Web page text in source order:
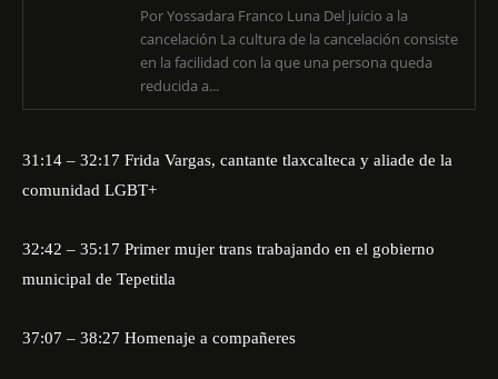
Por Yossadara Franco Luna Del juicio a la
cancelación La cultura de la cancelación consiste
en la facilidad con la que una persona queda
reducida a...
31:14 – 32:17 Frida Vargas, cantante tlaxcalteca y aliade de la
comunidad LGBT+
32:42 – 35:17 Primer mujer trans trabajando en el gobierno
municipal de Tepetitla
37:07 – 38:27 Homenaje a compañeres